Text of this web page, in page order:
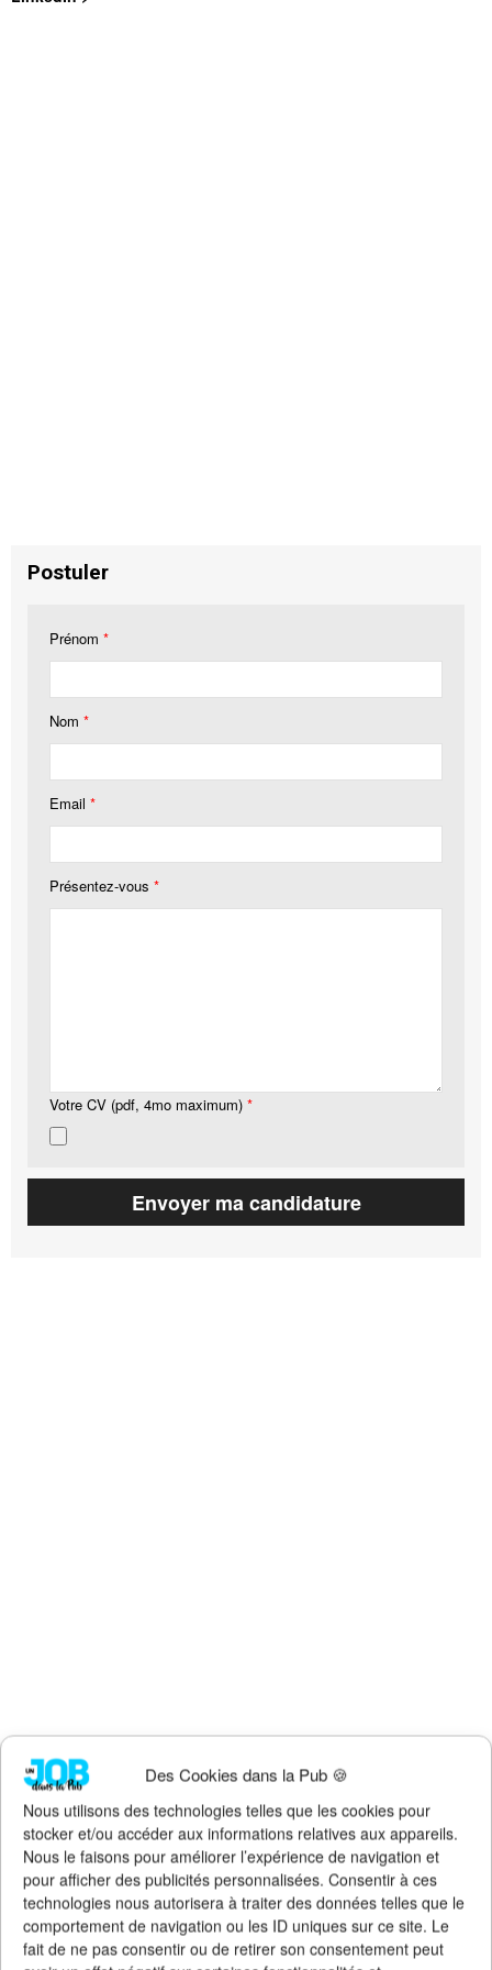
Des Cookies dans la Pub 🍪
Nous utilisons des technologies telles que les cookies pour
stocker et/ou accéder aux informations relatives aux appareils.
Nous le faisons pour améliorer l’expérience de navigation et
pour afficher des publicités personnalisées. Consentir à ces
technologies nous autorisera à traiter des données telles que le
comportement de navigation ou les ID uniques sur ce site. Le
fait de ne pas consentir ou de retirer son consentement peut
Postuler
Prénom *
Nom *
Email *
Présentez-vous *
Votre CV (pdf, 4mo maximum) *
Faites un don !
Pour qu'Un Job dans la Pub continue d'exister, de s'améliorer et